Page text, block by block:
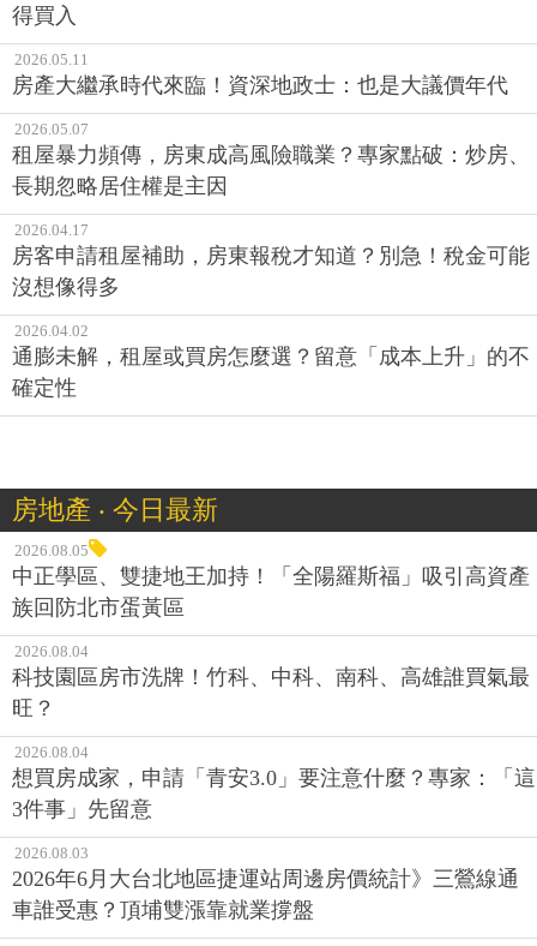
得買入
2026.05.11
房產大繼承時代來臨！資深地政士：也是大議價年代
2026.05.07
租屋暴力頻傳，房東成高風險職業？專家點破：炒房、
長期忽略居住權是主因
2026.04.17
房客申請租屋補助，房東報稅才知道？別急！稅金可能
沒想像得多
2026.04.02
通膨未解，租屋或買房怎麼選？留意「成本上升」的不
確定性
房地產 ‧ 今日最新
2026.08.05
中正學區、雙捷地王加持！「全陽羅斯福」吸引高資產
族回防北市蛋黃區
2026.08.04
科技園區房市洗牌！竹科、中科、南科、高雄誰買氣最
旺？
2026.08.04
想買房成家，申請「青安3.0」要注意什麼？專家：「這
3件事」先留意
2026.08.03
2026年6月大台北地區捷運站周邊房價統計》三鶯線通
車誰受惠？頂埔雙漲靠就業撐盤